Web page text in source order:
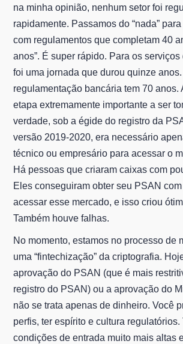
na minha opinião, nenhum setor foi
rapidamente. Passamos do “nada”
com regulamentos que completam 40
anos”. É super rápido. Para os
foi uma jornada que durou quinze anos.
regulamentação bancária tem 70 anos.
etapa extremamente importante a ser
verdade, sob a égide do registro da
versão 2019-2020, era necessário
técnico ou empresário para acessar o
Há pessoas que criaram caixas com
Eles conseguiram obter seu PSAN
acessar esse mercado, e isso criou
Também houve falhas.
No momento, estamos no processo de
uma “fintechização” da criptografia.
aprovação do PSAN (que é mais
registro do PSAN) ou a aprovação do
não se trata apenas de dinheiro. Você
perfis, ter espírito e cultura regulatórios.
condições de entrada muito mais altas